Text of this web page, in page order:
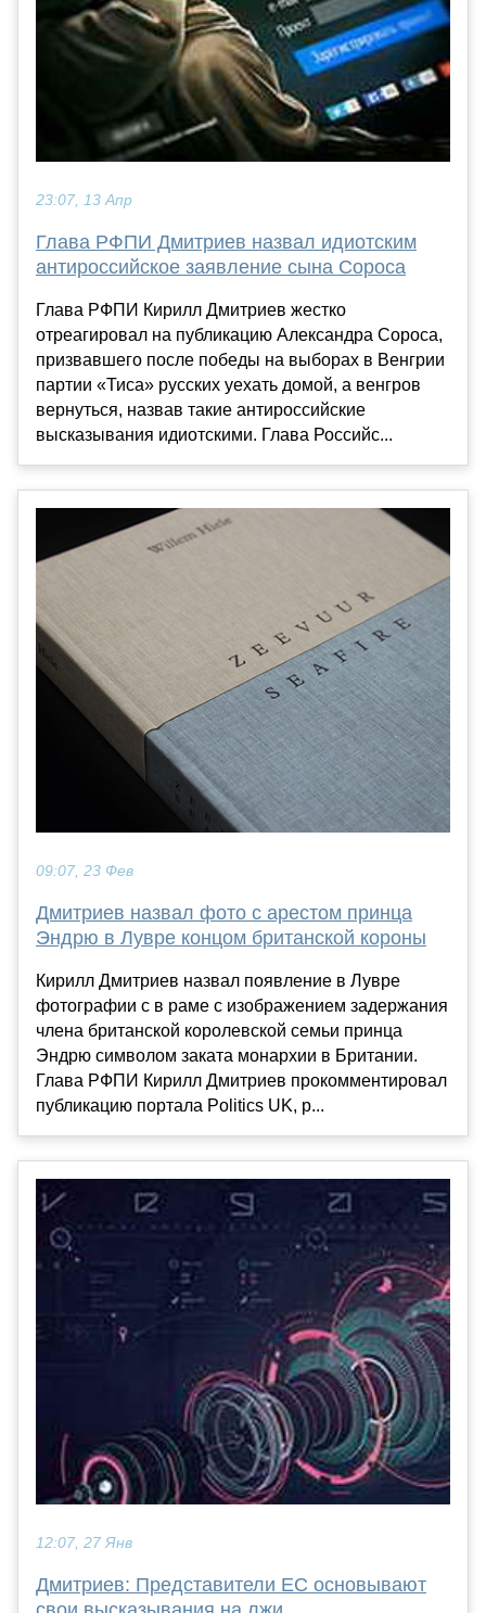
23:07, 13 Апр
Глава РФПИ Дмитриев назвал идиотским
антироссийское заявление сына Сороса
Глава РФПИ Кирилл Дмитриев жестко
отреагировал на публикацию Александра Сороса,
призвавшего после победы на выборах в Венгрии
партии «Тиса» русских уехать домой, а венгров
вернуться, назвав такие антироссийские
высказывания идиотскими. Глава Российс...
09:07, 23 Фев
Дмитриев назвал фото с арестом принца
Эндрю в Лувре концом британской короны
Кирилл Дмитриев назвал появление в Лувре
фотографии с в раме с изображением задержания
члена британской королевской семьи принца
Эндрю символом заката монархии в Британии.
Глава РФПИ Кирилл Дмитриев прокомментировал
публикацию портала Politics UK, р...
12:07, 27 Янв
Дмитриев: Представители ЕС основывают